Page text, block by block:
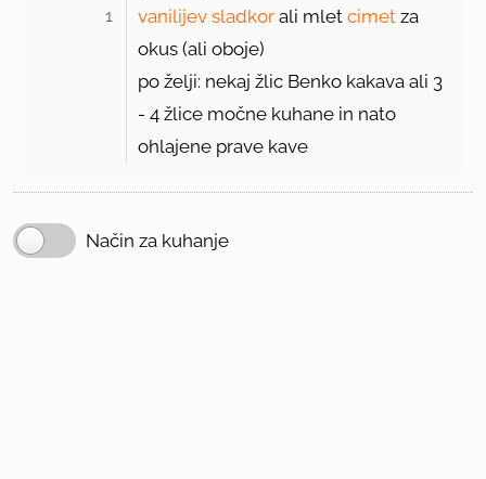
1 vanilijev sladkor ali mletcimet za
okus (ali oboje)
po želji: nekaj žlic Benko kakava ali 3
- 4 žlice močne kuhane in nato
ohlajene prave kave
Način za kuhanje